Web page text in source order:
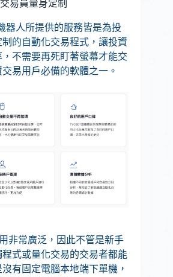
易員量身定制
器人所提供的服務皆是為投
的自動化交易程式，讓投資
不需要再死盯著螢幕才能交
易用戶必備的軟體之一。
非常廣泛，因此不管是新手
式或量化交易的交易者都能
有固定電腦本地端下單機，